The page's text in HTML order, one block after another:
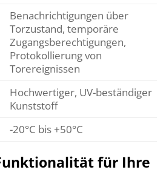
Benachrichtigungen über
Torzustand, temporäre
Zugangsberechtigungen,
Protokollierung von
Torereignissen
Hochwertiger, UV-beständiger
Kunststoff
-20°C bis +50°C
für Ihre